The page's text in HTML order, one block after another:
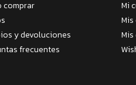
comprar
y devoluciones
frecuentes
Mi